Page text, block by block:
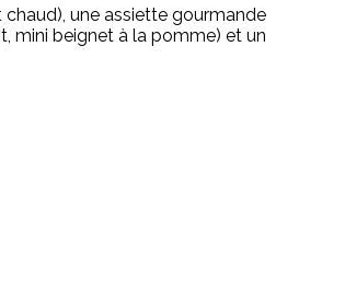
une assiette gourmande
mini beignet à la pomme) et un